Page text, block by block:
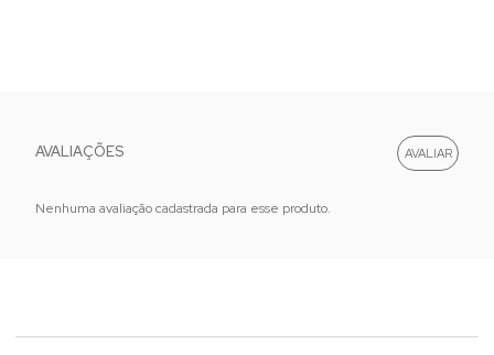
AVALIAÇÕES
Nenhuma avaliação cadastrada para esse produto.